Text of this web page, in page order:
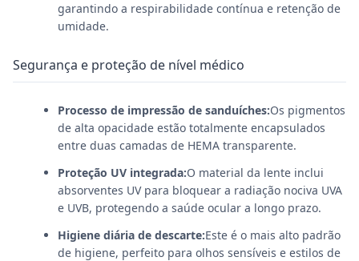
garantindo a respirabilidade contínua e retenção de
umidade.
Segurança e proteção de nível médico
Processo de impressão de sanduíches:Os pigmentos
de alta opacidade estão totalmente encapsulados
entre duas camadas de HEMA transparente.
Proteção UV integrada:O material da lente inclui
absorventes UV para bloquear a radiação nociva UVA
e UVB, protegendo a saúde ocular a longo prazo.
Higiene diária de descarte:Este é o mais alto padrão
de higiene, perfeito para olhos sensíveis e estilos de